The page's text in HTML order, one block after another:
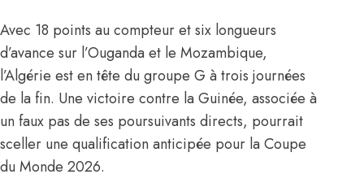
Avec 18 points au compteur et six longueurs
d’avance sur l’Ouganda et le Mozambique,
l’Algérie est en tête du groupe G à trois journées
de la fin. Une victoire contre la Guinée, associée à
un faux pas de ses poursuivants directs, pourrait
sceller une qualification anticipée pour la Coupe
du Monde 2026.